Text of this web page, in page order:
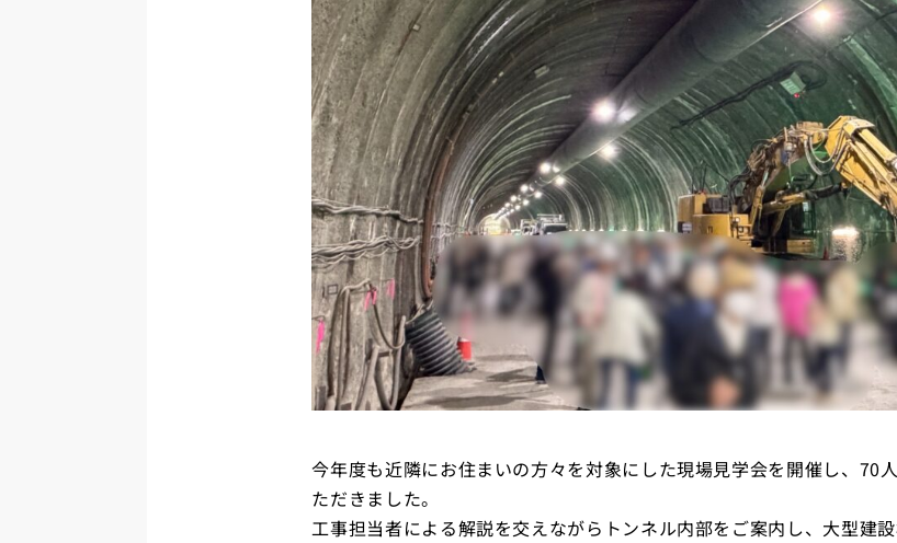
今年度も近隣にお住まいの方々を対象にした現場見学会を開催し、70
ただきました。
工事担当者による解説を交えながらトンネル内部をご案内し、大型建